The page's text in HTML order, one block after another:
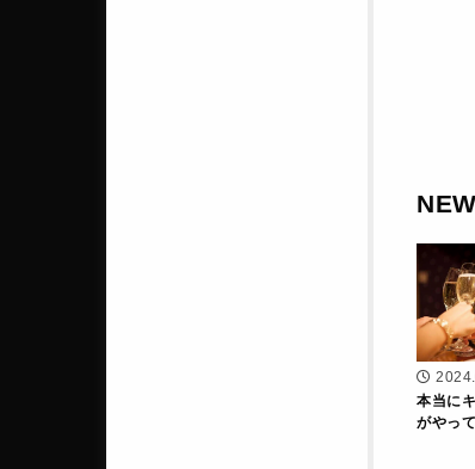
本当に
がやっ